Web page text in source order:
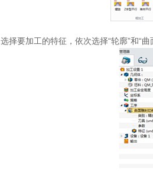
选择要加工的特征，依次选择“轮廓”和“曲